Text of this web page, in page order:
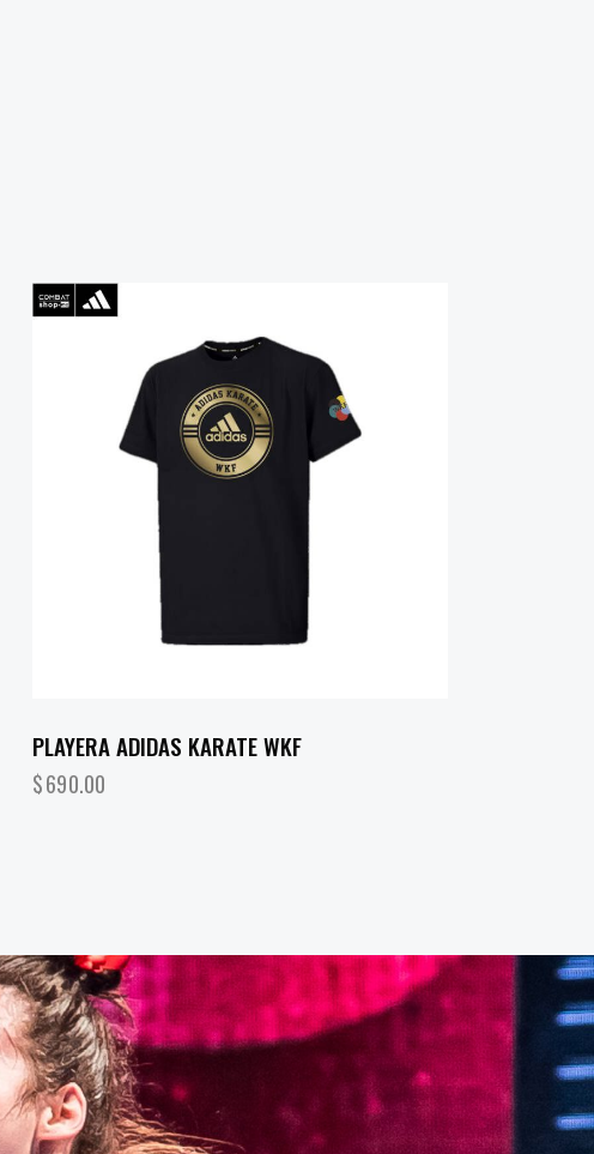
PLAYERA ADIDAS KARATE WKF
$690.00